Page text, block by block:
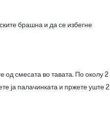
брашна и да се избегне
од смесата во тавата. По околу 2
ја палачинката и пржете уште 2